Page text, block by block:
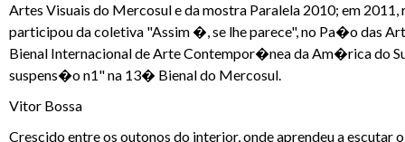
Artes Visuais do Mercosul e da mostra Paralela 2010; em
participou da coletiva "Assim �, se lhe parece", no Pa�o das
Bienal Internacional de Arte Contempor�nea da Am�rica do
suspens�o n1" na 13� Bienal do Mercosul.
Vitor Bossa
Crescido entre os outonos do interior, onde aprendeu a escutar